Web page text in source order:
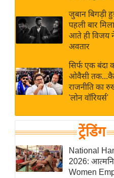
Live
News in
Hindi
News
Hindi
Videos
अंतर्राष्ट्रीय
बिज़नेस
उद्योग
विशेषज्ञ
राय
खेल
क्रिकेट
IPL
2026
जुबान बिगड़ी
पहली बार
आते ही विजय
अवतार
सिर्फ एक बंदा
ओवैसी
राजनीति का
'लोन वॉरियर्स'
ट्रेंडिंग
National
2026:
Women